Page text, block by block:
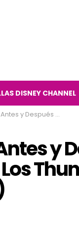
DISNEY CHANNEL
Los Thunderman Antes y Ahora 2022)
y